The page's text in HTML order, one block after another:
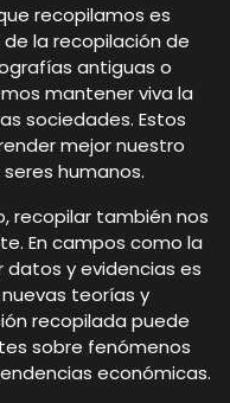
recopilamos es
la recopilación de
antiguas o
mantener viva la
sociedades. Estos
mejor nuestro
humanos.
recopilar también nos
En campos como la
datos y evidencias es
teorías y
recopilada puede
sobre fenómenos
económicas.